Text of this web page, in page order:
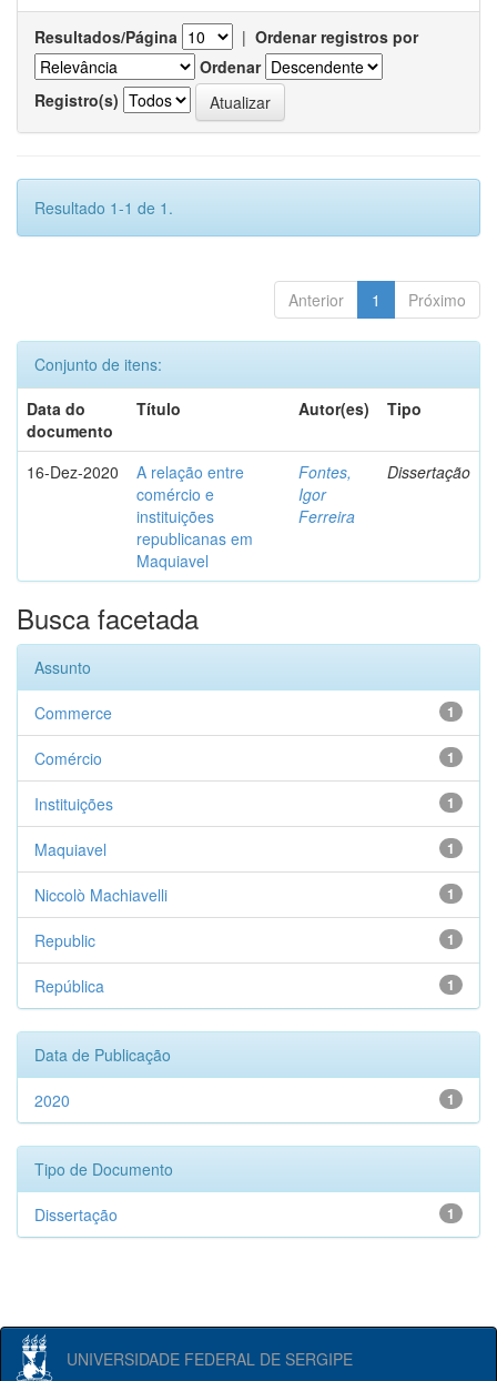
Resultados/Página | Ordenar registros por
Ordenar
Registro(s)
Resultado 1-1 de 1.
Anterior 1 Próximo
Conjunto de itens:
Data do
documento
Título Autor(es) Tipo
16-Dez-2020
A relação entre
comércio e
instituições
republicanas em
Maquiavel
Fontes,
Igor
Ferreira
Dissertação
Busca facetada
Assunto
1
Commerce
1
Comércio
1
Instituições
1
Maquiavel
1
Niccolò Machiavelli
1
Republic
1
República
Data de Publicação
1
2020
Tipo de Documento
1
Dissertação
UNIVERSIDADE FEDERAL DE SERGIPE